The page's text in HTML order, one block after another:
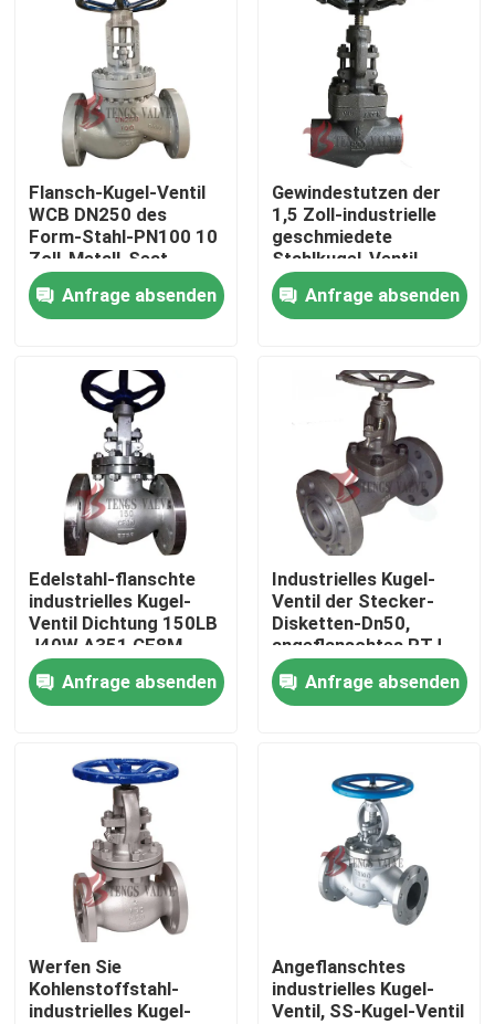
Haus
Produkte
Über uns
Fabrik-Ausflug
Qualitätskontrolle
Nachrichten
Fordern Sie ein Zitat
Stahlguss Absperrschieber
Rückschlagklappe
Flansch-Kugel-Ventil
WCB DN250 des
Form-Stahl-PN100 10
Zoll-Metall-Seat-
Absperrventile
Anfrage absenden
Gewindestutzen der
1,5 Zoll-industrielle
geschmiedete
Stahlkugel-Ventil-
Klassen-800 A105N
J11H NPT
Anfrage absenden
Edelstahl-flanschte
industrielles Kugel-
Ventil Dichtung 150LB
J40W A351 CF8M
Metall
Anfrage absenden
Industrielles Kugel-
Ventil der Stecker-
Disketten-Dn50,
angeflanschtes RTJ-
Enden-
Kohlenstoffstahl-
Kugel-Ventil
Anfrage absenden
Werfen Sie
Kohlenstoffstahl-
industrielles Kugel-
Angeflanschtes
industrielles Kugel-
Ventil, SS-Kugel-Ventil